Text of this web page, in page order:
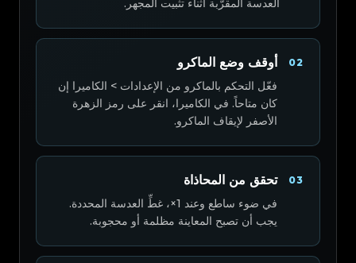
02 أوقف وضع الماكرو
فعّل التحكم بالماكرو من الإعدادات > الكاميرا إن
كان متاحاً. في الكاميرا، انقر على رمز الزهرة
الأصفر لإيقاف الماكرو.
03 تحقق من المحاذاة
في ضوء ساطع وعند 1×، غطِّ العدسة المحددة.
يجب أن تصبح المعاينة مظلمة أو محجوبة.